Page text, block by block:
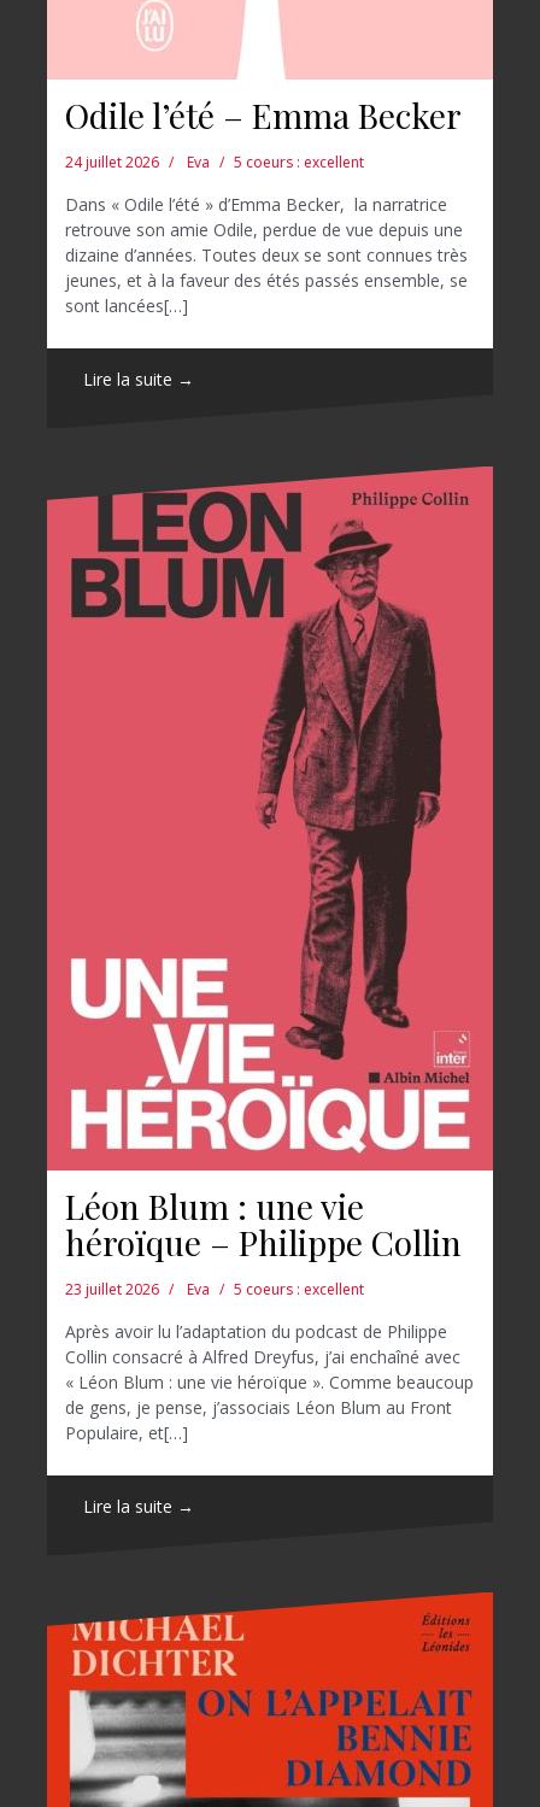
Odile l’été – Emma Becker
24 juillet 2026 Eva 5 coeurs : excellent
Dans « Odile l’été » d’Emma Becker, la narratrice
retrouve son amie Odile, perdue de vue depuis une
dizaine d’années. Toutes deux se sont connues très
jeunes, et à la faveur des étés passés ensemble, se
sont lancées[…]
Lire la suite →
Léon Blum : une vie
héroïque – Philippe Collin
23 juillet 2026 Eva 5 coeurs : excellent
Après avoir lu l’adaptation du podcast de Philippe
Collin consacré à Alfred Dreyfus, j’ai enchaîné avec
« Léon Blum : une vie héroïque ». Comme beaucoup
de gens, je pense, j’associais Léon Blum au Front
Populaire, et[…]
Lire la suite →